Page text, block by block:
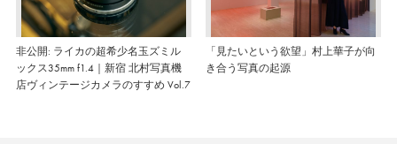
非公開: ライカの超希少名玉ズミル
ックス35mm f1.4｜新宿 北村写真機
店ヴィンテージカメラのすすめ Vol.7
「見たいという欲望」村上華子が向
き合う写真の起源